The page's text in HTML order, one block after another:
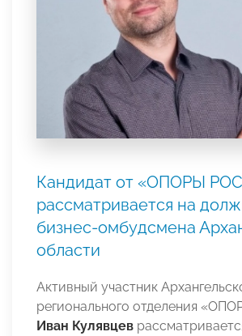
Кандидат от «ОПОРЫ
рассматривается на
бизнес-омбудсмена
области
Активный участник
регионального отделения
Иван Кулявцев